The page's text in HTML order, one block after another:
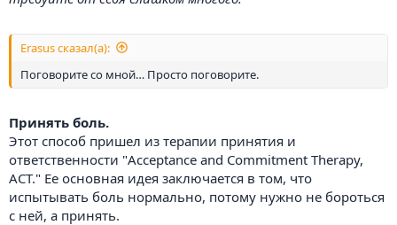
Erasus сказал(а):
Поговорите со мной… Просто поговорите.
Принять боль.
Этот способ пришел из терапии принятия и
ответственности "Acceptance and Commitment Therapy,
ACT." Ее основная идея заключается в том, что
испытывать боль нормально, потому нужно не бороться
с ней, а принять.